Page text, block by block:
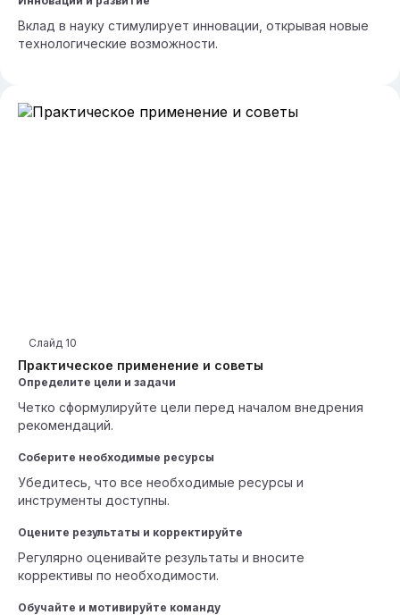
Вклад в науку стимулирует инновации, открывая новые
технологические возможности.
Практическое применение и советы
Слайд 10
Определите цели и задачи
Четко сформулируйте цели перед началом внедрения
рекомендаций.
Соберите необходимые ресурсы
Убедитесь, что все необходимые ресурсы и
инструменты доступны.
Оцените результаты и корректируйте
Регулярно оценивайте результаты и вносите
коррективы по необходимости.
Обучайте и мотивируйте команду